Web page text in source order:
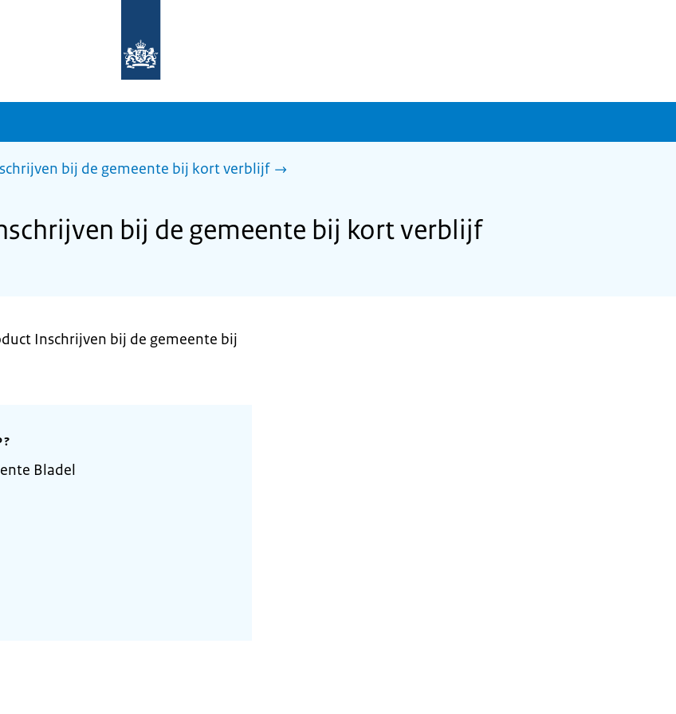
homepage
sdg.rijksoverheid.nl
bij de gemeente bij kort verblijf
bij de gemeente bij kort verblijf
Inschrijven bij de gemeente bij
Bladel